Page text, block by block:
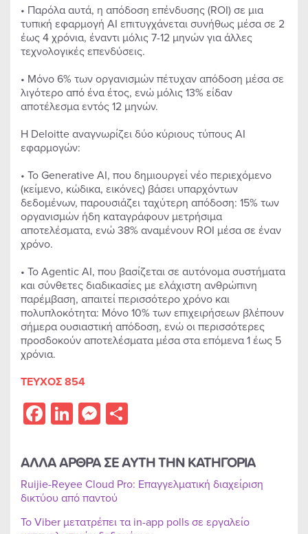
• Παρόλα αυτά, η απόδοση επένδυσης (ROI) σε μια
τυπική εφαρμογή AI επιτυγχάνεται συνήθως μέσα σε 2
έως 4 χρόνια, έναντι μόλις 7-12 μηνών για άλλες
τεχνολογικές επενδύσεις.
• Μόνο 6% των οργανισμών πέτυχαν απόδοση μέσα σε
λιγότερο από ένα έτος, ενώ μόλις 13% είδαν
αποτέλεσμα εντός 12 μηνών.
Η Deloitte αναγνωρίζει δύο κύριους τύπους AI
εφαρμογών:
• Το Generative AI, που δημιουργεί νέο περιεχόμενο
(κείμενο, κώδικα, εικόνες) βάσει υπαρχόντων
δεδομένων, παρουσιάζει ταχύτερη απόδοση: 15% των
οργανισμών ήδη καταγράφουν μετρήσιμα
αποτελέσματα, ενώ 38% αναμένουν ROI μέσα σε έναν
χρόνο.
• Το Agentic AI, που βασίζεται σε αυτόνομα συστήματα
και σύνθετες διαδικασίες με ελάχιστη ανθρώπινη
παρέμβαση, απαιτεί περισσότερο χρόνο και
πολυπλοκότητα: Μόνο 10% των επιχειρήσεων βλέπουν
σήμερα ουσιαστική απόδοση, ενώ οι περισσότερες
προσδοκούν αποτελέσματα μέσα στα επόμενα 1 έως 5
χρόνια.
ΤΕΥΧΟΣ 854
Facebook
LinkedIn
Messenger
ΑΛΛΑ ΑΡΘΡΑ ΣΕ ΑΥΤΗ ΤΗΝ ΚΑΤΗΓΟΡΙΑ
Ruijie-Reyee Cloud Pro: Επαγγελματική διαχείριση
δικτύου από παντού
Το Viber μετατρέπει τα in-app polls σε εργαλείο